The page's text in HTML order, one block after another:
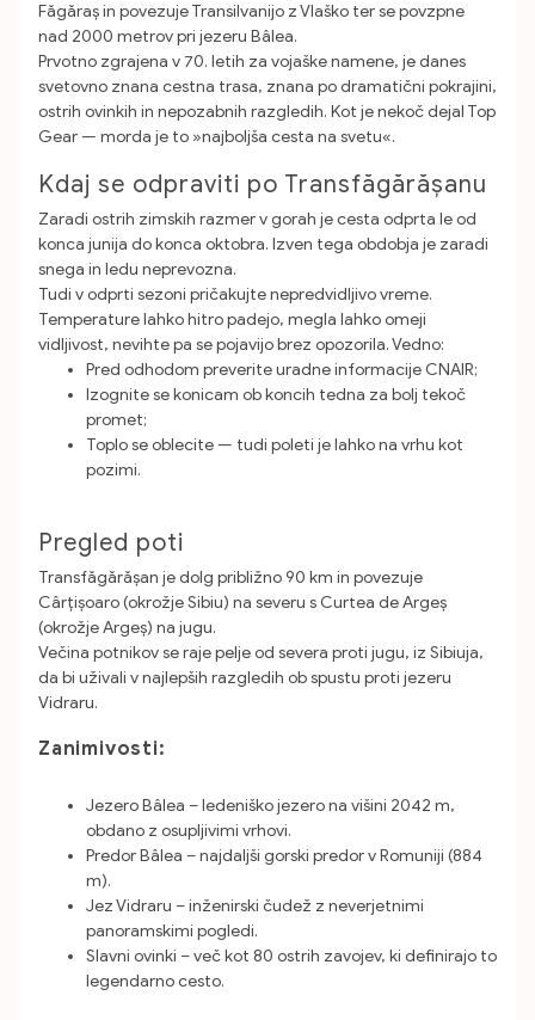
Făgăraș in povezuje Transilvanijo z Vlaško ter se povzpne
nad 2000 metrov pri jezeru Bâlea.
Prvotno zgrajena v 70. letih za vojaške namene, je danes
svetovno znana cestna trasa, znana po dramatični pokrajini,
ostrih ovinkih in nepozabnih razgledih. Kot je nekoč dejal Top
Gear — morda je to »najboljša cesta na svetu«.
Kdaj se odpraviti po Transfăgărășanu
Zaradi ostrih zimskih razmer v gorah je cesta odprta le od
konca junija do konca oktobra. Izven tega obdobja je zaradi
snega in ledu neprevozna.
Tudi v odprti sezoni pričakujte nepredvidljivo vreme.
Temperature lahko hitro padejo, megla lahko omeji
vidljivost, nevihte pa se pojavijo brez opozorila. Vedno:
Pred odhodom preverite uradne informacije CNAIR;
Izognite se konicam ob koncih tedna za bolj tekoč
promet;
Toplo se oblecite — tudi poleti je lahko na vrhu kot
pozimi.
Pregled poti
Transfăgărășan je dolg približno 90 km in povezuje
Cârțișoaro (okrožje Sibiu) na severu s Curtea de Argeș
(okrožje Argeș) na jugu.
Večina potnikov se raje pelje od severa proti jugu, iz Sibiuja,
da bi uživali v najlepših razgledih ob spustu proti jezeru
Vidraru.
Zanimivosti:
Jezero Bâlea – ledeniško jezero na višini 2042 m,
obdano z osupljivimi vrhovi.
Predor Bâlea – najdaljši gorski predor v Romuniji (884
m).
Jez Vidraru – inženirski čudež z neverjetnimi
panoramskimi pogledi.
Slavni ovinki – več kot 80 ostrih zavojev, ki definirajo to
legendarno cesto.